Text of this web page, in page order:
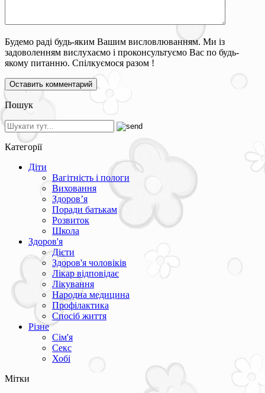
Будемо раді будь-яким Вашим висловлюванням. Ми із
задоволенням вислухаємо і проконсультуємо Вас по будь-
якому питанню. Спілкуємося разом !
Пошук
Категорії
Діти
Вагітність і пологи
Виховання
Здоров’я
Поради батькам
Розвиток
Школа
Здоров'я
Дієти
Здоров'я чоловіків
Лікар відповідає
Лікування
Народна медицина
Профілактика
Спосіб життя
Різне
Сім'я
Секс
Хобі
Мітки